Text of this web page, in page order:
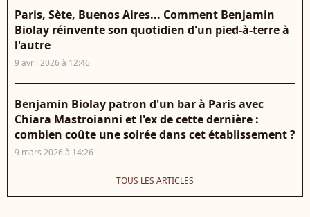
Paris, Sète, Buenos Aires... Comment Benjamin
Biolay réinvente son quotidien d'un pied-à-terre à
l'autre
9 avril 2026 à 12:46
Benjamin Biolay patron d'un bar à Paris avec
Chiara Mastroianni et l'ex de cette dernière :
combien coûte une soirée dans cet établissement ?
9 mars 2026 à 14:26
TOUS LES ARTICLES